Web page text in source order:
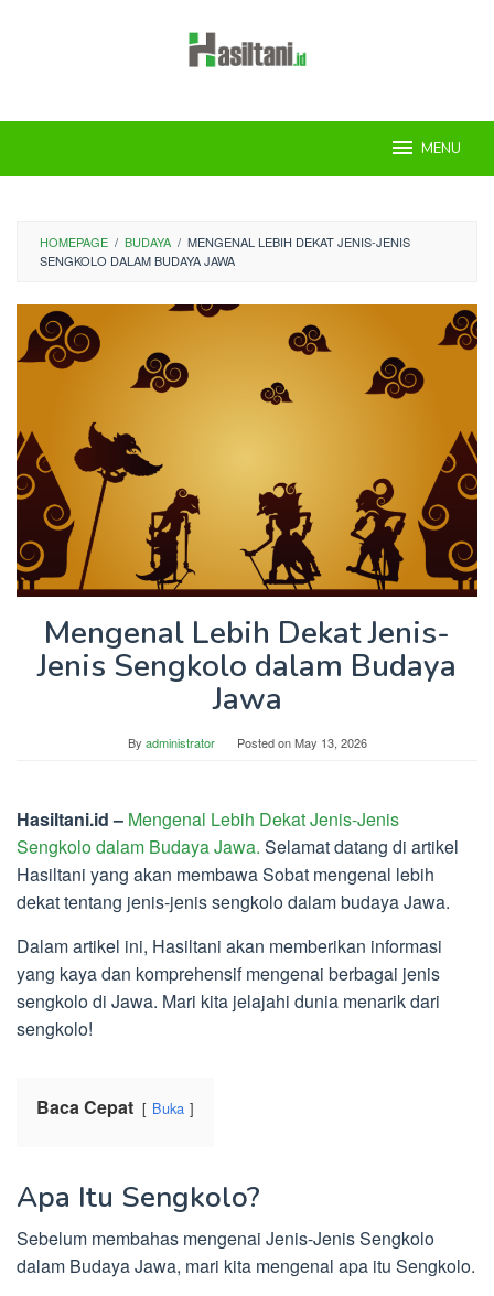
MENU
HOMEPAGE / BUDAYA / MENGENAL LEBIH DEKAT JENIS-JENIS
SENGKOLO DALAM BUDAYA JAWA
Mengenal Lebih Dekat Jenis-
Jenis Sengkolo dalam Budaya
Jawa
By administrator Posted onMay 13, 2026
Hasiltani.id – Mengenal Lebih Dekat Jenis-Jenis
Sengkolo dalam Budaya Jawa. Selamat datang di artikel
Hasiltani yang akan membawa Sobat mengenal lebih
dekat tentang jenis-jenis sengkolo dalam budaya Jawa.
Dalam artikel ini, Hasiltani akan memberikan informasi
yang kaya dan komprehensif mengenai berbagai jenis
sengkolo di Jawa. Mari kita jelajahi dunia menarik dari
sengkolo!
Baca Cepat Buka
Apa Itu Sengkolo?
Sebelum membahas mengenai Jenis-Jenis Sengkolo
dalam Budaya Jawa, mari kita mengenal apa itu Sengkolo.